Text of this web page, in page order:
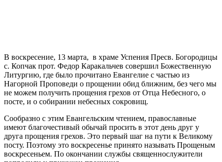
В воскресение, 13 марта, в храме Успения Пресв. Богородицы
с. Копчак прот. Федор Каракальчев совершил Божественную
Литургию, где было прочитано Евангелие с частью из
Нагорной Проповеди о прощении обид ближним, без чего мы
не можем получить прощения грехов от Отца Небесного, о
посте, и о собирании небесных сокровищ.
Сообразно с этим Евангельским чтением, православные
имеют благочестивый обычай просить в этот день друг у
друга прощения грехов. Это первый шаг на пути к Великому
посту. Поэтому это воскресенье принято называть Прощеным
воскресеньем. По окончании службы священнослужители